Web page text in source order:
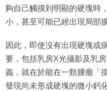
夠自己觸摸到明顯的硬塊時
小，甚至可能已經出現局部擴
因此，即使沒有出現硬塊或
要，包括乳房X光攝影及乳
義，就在於能在一顆腫瘤「
發現尚未形成硬塊的微小鈣